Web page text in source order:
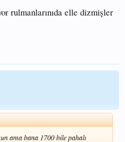
rulmanlarınıda elle dizmişler
ama bana 1700 bile pahalı